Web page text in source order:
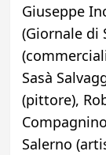
Giuseppe
(Giornale di
Sasà
(pittore),
Salerno